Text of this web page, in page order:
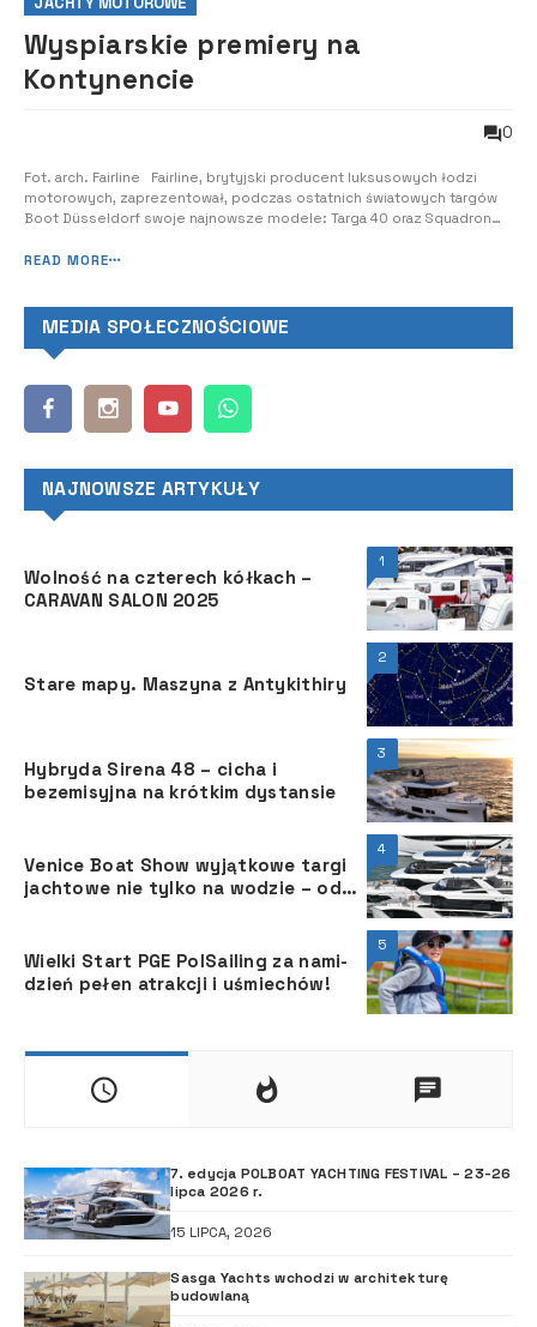
Wyspiarskie premiery na
Kontynencie
0
Fot. arch. Fairline Fairline, brytyjski producent luksusowych łodzi
motorowych, zaprezentował, podczas ostatnich światowych targów
Boot Düsseldorf swoje najnowsze modele: Targa 40 oraz Squadron
na których co roku ponad 1500 wystawców z całego świata pokazuje
READ MORE
MEDIA SPOŁECZNOŚCIOWE
NAJNOWSZE ARTYKUŁY
1
Wolność na czterech kółkach –
CARAVAN SALON 2025
2
Stare mapy. Maszyna z Antykithiry
3
Hybryda Sirena 48 – cicha i
bezemisyjna na krótkim dystansie
4
Venice Boat Show wyjątkowe targi
jachtowe nie tylko na wodzie – od
5
Wielki Start PGE PolSailing za nami-
dzień pełen atrakcji i uśmiechów!
7. edycja POLBOAT YACHTING FESTIVAL – 23-26
lipca 2026 r.
15 LIPCA, 2026
Sasga Yachts wchodzi w architekturę
budowlaną